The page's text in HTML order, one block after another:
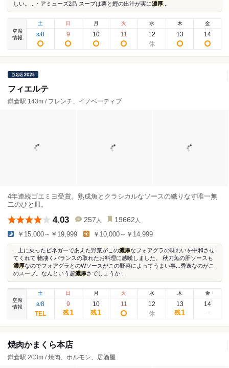
しい。...・アミューズ2品 スープは栗と鰹の出汁が実に濃厚
空席
情報
土
8/8
日
9
月
10
火
11
水
12
木
13
金
14
フィエルテ
鎌倉駅 143m / フレンチ、イノベーティブ
4年連続ゴエミヨ受賞。熟成魚とクラシカルなソースの織りなす唯一無
二のひと皿。
4.03 257 人 19662 人
￥15,000～￥19,999 ￥10,000～￥14,999
...上に乗ったビネガーであえた野菜がこの濃厚なフォアグラの味わいを中和させ
てくれて 物凄くバランスの取れたお料理に感嘆しました。 秋刀魚の肝ソースも
濃厚なのでフォアグラとのWソースがこの野菜によってうまい事...秀逸なのがこ
のスープ。なんという超濃厚さでしょうか...
空席
情報
土
8/8
日
9
残1
月
10
残1
火
11
水
12
木
13
残1
金
14
焼肉かまくら本店
鎌倉駅 203m / 焼肉、ホルモン、居酒屋